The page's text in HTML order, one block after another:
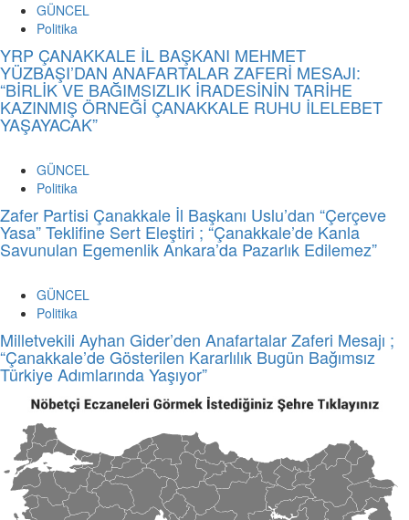
GÜNCEL
Politika
YRP ÇANAKKALE İL BAŞKANI MEHMET
YÜZBAŞI’DAN ANAFARTALAR ZAFERİ MESAJI:
“BİRLİK VE BAĞIMSIZLIK İRADESİNİN TARİHE
KAZINMIŞ ÖRNEĞİ ÇANAKKALE RUHU İLELEBET
YAŞAYACAK”
GÜNCEL
Politika
Zafer Partisi Çanakkale İl Başkanı Uslu’dan “Çerçeve
Yasa” Teklifine Sert Eleştiri ; “Çanakkale’de Kanla
Savunulan Egemenlik Ankara’da Pazarlık Edilemez”
GÜNCEL
Politika
Milletvekili Ayhan Gider’den Anafartalar Zaferi Mesajı ;
“Çanakkale’de Gösterilen Kararlılık Bugün Bağımsız
Türkiye Adımlarında Yaşıyor”